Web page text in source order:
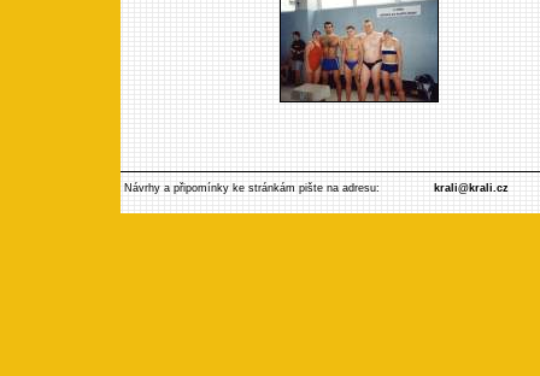
Návrhy a připomínky ke stránkám pište na adresu: krali@krali.cz